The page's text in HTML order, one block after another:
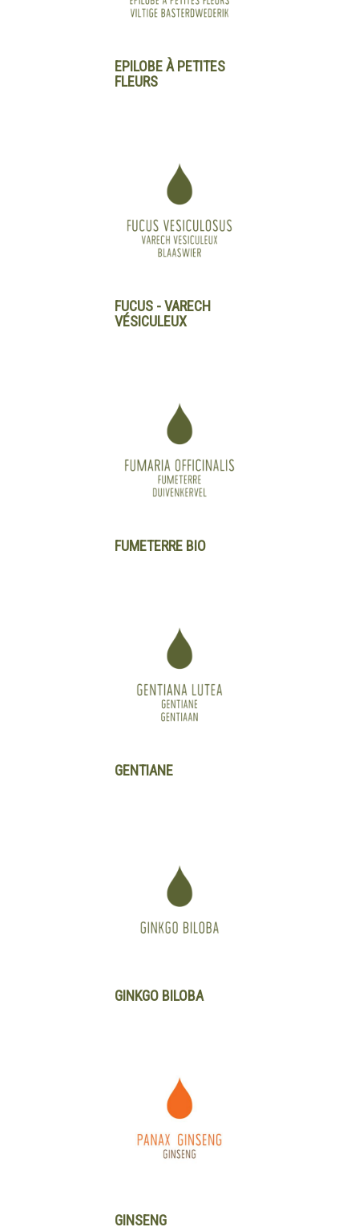
EPILOBE À PETITES
FLEURS
FUCUS - VARECH
VÉSICULEUX
FUMETERRE BIO
GENTIANE
GINKGO BILOBA
GINSENG